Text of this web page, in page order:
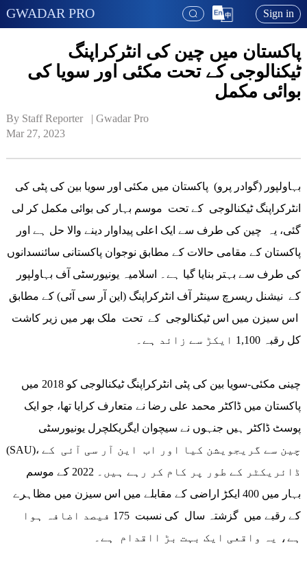
GWADAR PRO Sign in
پاکستان میں چین کی انٹرکراپنگ
ٹیکنالوجی کے تحت مکئی اور سویا کی
بوائی مکمل
By Staff Reporter   | Gwadar Pro
Mar 27, 2023
بہاولپور (گوادر پرو) پاکستان میں مکئی اور سویا بین کی پٹی کی
انٹرکراپنگ ٹیکنالوجی کے تحت موسم بہار کی بوائی مکمل کر لی
گئی، یہ چین کی طرف سے ایک اعلی پیداوار دینے والا حل ہے اور
پاکستان کے مقامی حالات کے مطابق نوجوان پاکستانی سائنسدانوں
کی طرف سے بہتر بنایا گیا ہے۔ اسلامیہ یونیورسٹی آف بہاولپور
کے نیشنل ریسرچ سینٹر آف انٹرکراپنگ (این آر سی آئی) کے مطابق
اس سیزن میں اس ٹیکنالوجی کے تحت ملک بھر میں زیر کاشت
کل رقبہ 1,100 ایکڑ سے زائد ہے۔
چینی مکئی-سویا بین کی پٹی انٹرکراپنگ ٹیکنالوجی کو 2018 میں
پاکستان میں ڈاکٹر محمد علی رضا نے متعارف کرایا تھا، جو ایک
پوسٹ ڈاکٹر ہیں جنہوں نے سیچوان ایگریکلچرل یونیورسٹی
(SAU)، چین سے گریجویشن کیا اور اب این آر سی آئی کے
ڈائریکٹر کے طور پر کام کر رہے ہیں۔ 2022 کے موسم
بہار میں 400 ایکڑ اراضی کے مقابلے میں اس سیزن میں مظاہرے
کے رقبے میں گزشتہ سال کی نسبت 175 فیصد اضافہ ہوا
ہے، یہ واقعی ایک بہت بڑ ااقدام ہے۔